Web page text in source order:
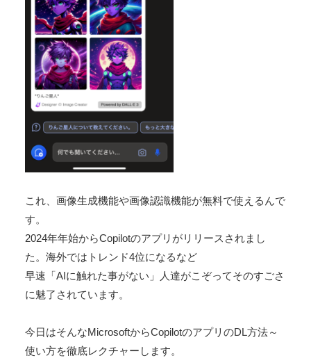
これ、画像生成機能や画像認識機能が無料で使えるんで
す。
2024年年始からCopilotのアプリがリリースされまし
た。海外ではトレンド4位になるなど
早速「AIに触れた事がない」人達がこぞってそのすごさ
に魅了されています。
今日はそんなMicrosoftからCopilotのアプリのDL方法～
使い方を徹底レクチャーします。